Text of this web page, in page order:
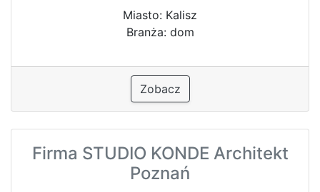
Miasto: Kalisz
Branża: dom
Zobacz
Firma STUDIO KONDE Architekt
Poznań